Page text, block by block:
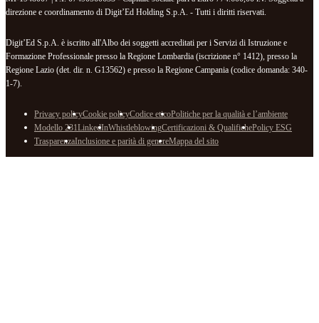
direzione e coordinamento di Digit’Ed Holding S.p.A. - Tutti i diritti riservati.
Digit’Ed S.p.A. è iscritto all'Albo dei soggetti accreditati per i Servizi di Istruzione e
Formazione Professionale presso la Regione Lombardia (iscrizione n° 1412), presso la
Regione Lazio (det. dir. n. G13562) e presso la Regione Campania (codice domanda: 340-
1-7).
Privacy policyCookie policyCodice eticoPolitiche per la qualità e l’ambiente
Modello 231LinkedInWhistleblowingCertificazioni & QualifichePolicy ESG
TrasparenzaInclusione e parità di genereMappa del sito